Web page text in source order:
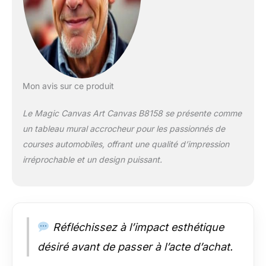
images sont
imprimées avec des
encres pigmentées
écologiques de
élevé. Laissez-vous
d'un produit de
qualité supérieure
100 % fabriqué en
d'environ 2 cm
d'épaisseur en pin
véritable. (À partir de
Mon avis sur ce produit
Le Magic Canvas Art Canvas B8158 se présente comme
un tableau mural accrocheur pour les passionnés de
courses automobiles, offrant une qualité d’impression
irréprochable et un design puissant.
Réfléchissez à l’impact esthétique
désiré avant de passer à l’acte d’achat.